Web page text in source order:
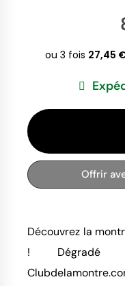
Offrir
Découvrez la
! Dégradé